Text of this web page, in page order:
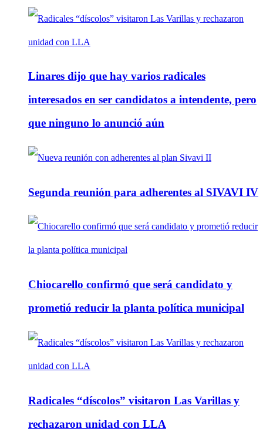
Linares dijo que hay varios radicales
interesados en ser candidatos a intendente, pero
que ninguno lo anunció aún
Segunda reunión para adherentes al SIVAVI IV
Chiocarello confirmó que será candidato y
prometió reducir la planta política municipal
Radicales “díscolos” visitaron Las Varillas y
rechazaron unidad con LLA